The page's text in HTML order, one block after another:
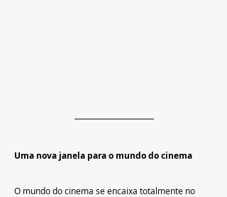
Uma nova janela para o mundo do cinema
O mundo do cinema se encaixa totalmente no